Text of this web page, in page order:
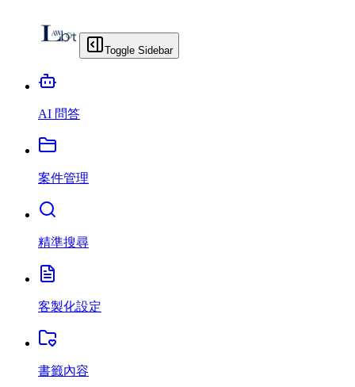
Toggle Sidebar
AI 問答
案件管理
精準搜尋
客製化設定
書籤內容